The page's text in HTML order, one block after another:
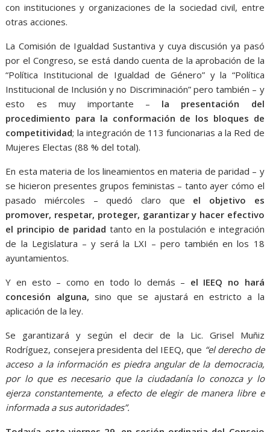
con instituciones y organizaciones de la sociedad civil, entre
otras acciones.
La Comisión de Igualdad Sustantiva y cuya discusión ya pasó
por el Congreso, se está dando cuenta de la aprobación de la
“Política Institucional de Igualdad de Género” y la “Política
Institucional de Inclusión y no Discriminación” pero también – y
esto es muy importante – la presentación del
procedimiento para la conformación de los bloques de
competitividad; la integración de 113 funcionarias a la Red de
Mujeres Electas (88 % del total).
En esta materia de los lineamientos en materia de paridad – y
se hicieron presentes grupos feministas – tanto ayer cómo el
pasado miércoles – quedó claro que el objetivo es
promover, respetar, proteger, garantizar y hacer efectivo
el principio de paridad tanto en la postulación e integración
de la Legislatura – y será la LXI – pero también en los 18
ayuntamientos.
Y en esto – como en todo lo demás – el IEEQ no hará
concesión alguna, sino que se ajustará en estricto a la
aplicación de la ley.
Se garantizará y según el decir de la Lic. Grisel Muñiz
Rodríguez, consejera presidenta del IEEQ, que “el derecho de
acceso a la información es piedra angular de la democracia,
por lo que es necesario que la ciudadanía lo conozca y lo
ejerza constantemente, a efecto de elegir de manera libre e
informada a sus autoridades”.